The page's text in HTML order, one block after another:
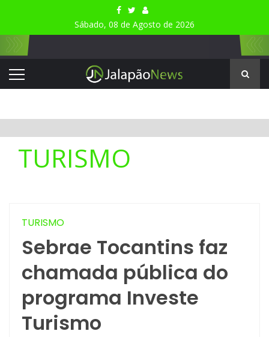
Sábado, 08 de Agosto de 2026
TURISMO
TURISMO
Sebrae Tocantins faz
chamada pública do
programa Investe
Turismo